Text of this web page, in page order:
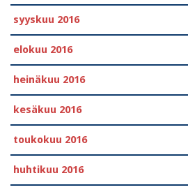
syyskuu 2016
elokuu 2016
heinäkuu 2016
kesäkuu 2016
toukokuu 2016
huhtikuu 2016